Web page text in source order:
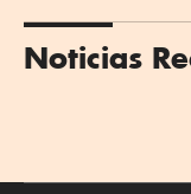
Noticias